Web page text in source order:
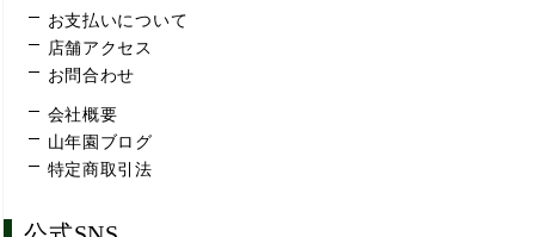
お支払いについて
店舗アクセス
お問合わせ
会社概要
山年園ブログ
特定商取引法